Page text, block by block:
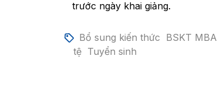
trước ngày khai giảng.
Bổ sung kiến thức BSKT MBA
tệ Tuyển sinh